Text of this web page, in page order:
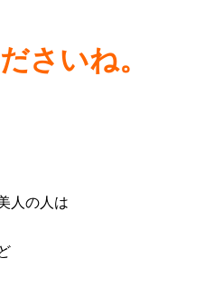
さいね。
人の人は